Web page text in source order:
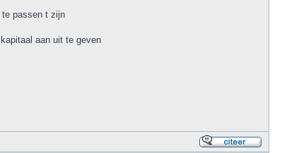
te passen t zijn
aan uit te geven